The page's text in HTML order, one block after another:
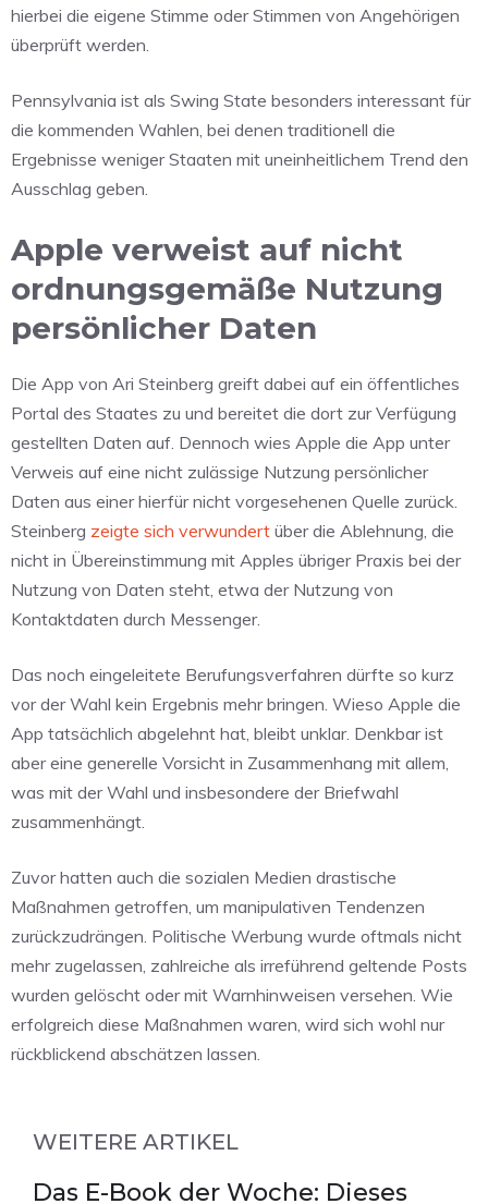
hierbei die eigene Stimme oder Stimmen von Angehörigen
überprüft werden.
Pennsylvania ist als Swing State besonders interessant für
die kommenden Wahlen, bei denen traditionell die
Ergebnisse weniger Staaten mit uneinheitlichem Trend den
Ausschlag geben.
Apple verweist auf nicht
ordnungsgemäße Nutzung
persönlicher Daten
Die App von Ari Steinberg greift dabei auf ein öffentliches
Portal des Staates zu und bereitet die dort zur Verfügung
gestellten Daten auf. Dennoch wies Apple die App unter
Verweis auf eine nicht zulässige Nutzung persönlicher
Daten aus einer hierfür nicht vorgesehenen Quelle zurück.
Steinberg zeigte sich verwundert über die Ablehnung, die
nicht in Übereinstimmung mit Apples übriger Praxis bei der
Nutzung von Daten steht, etwa der Nutzung von
Kontaktdaten durch Messenger.
Das noch eingeleitete Berufungsverfahren dürfte so kurz
vor der Wahl kein Ergebnis mehr bringen. Wieso Apple die
App tatsächlich abgelehnt hat, bleibt unklar. Denkbar ist
aber eine generelle Vorsicht in Zusammenhang mit allem,
was mit der Wahl und insbesondere der Briefwahl
zusammenhängt.
Zuvor hatten auch die sozialen Medien drastische
Maßnahmen getroffen, um manipulativen Tendenzen
zurückzudrängen. Politische Werbung wurde oftmals nicht
mehr zugelassen, zahlreiche als irreführend geltende Posts
wurden gelöscht oder mit Warnhinweisen versehen. Wie
erfolgreich diese Maßnahmen waren, wird sich wohl nur
rückblickend abschätzen lassen.
WEITERE ARTIKEL
Das E-Book der Woche: Dieses